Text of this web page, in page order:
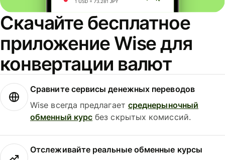
Скачайте бесплатное
приложение Wise для
конвертации валют
Сравните сервисы денежных переводов
Wise всегда предлагает среднерыночный
обменный курс без скрытых комиссий.
Отслеживайте реальные обменные курсы